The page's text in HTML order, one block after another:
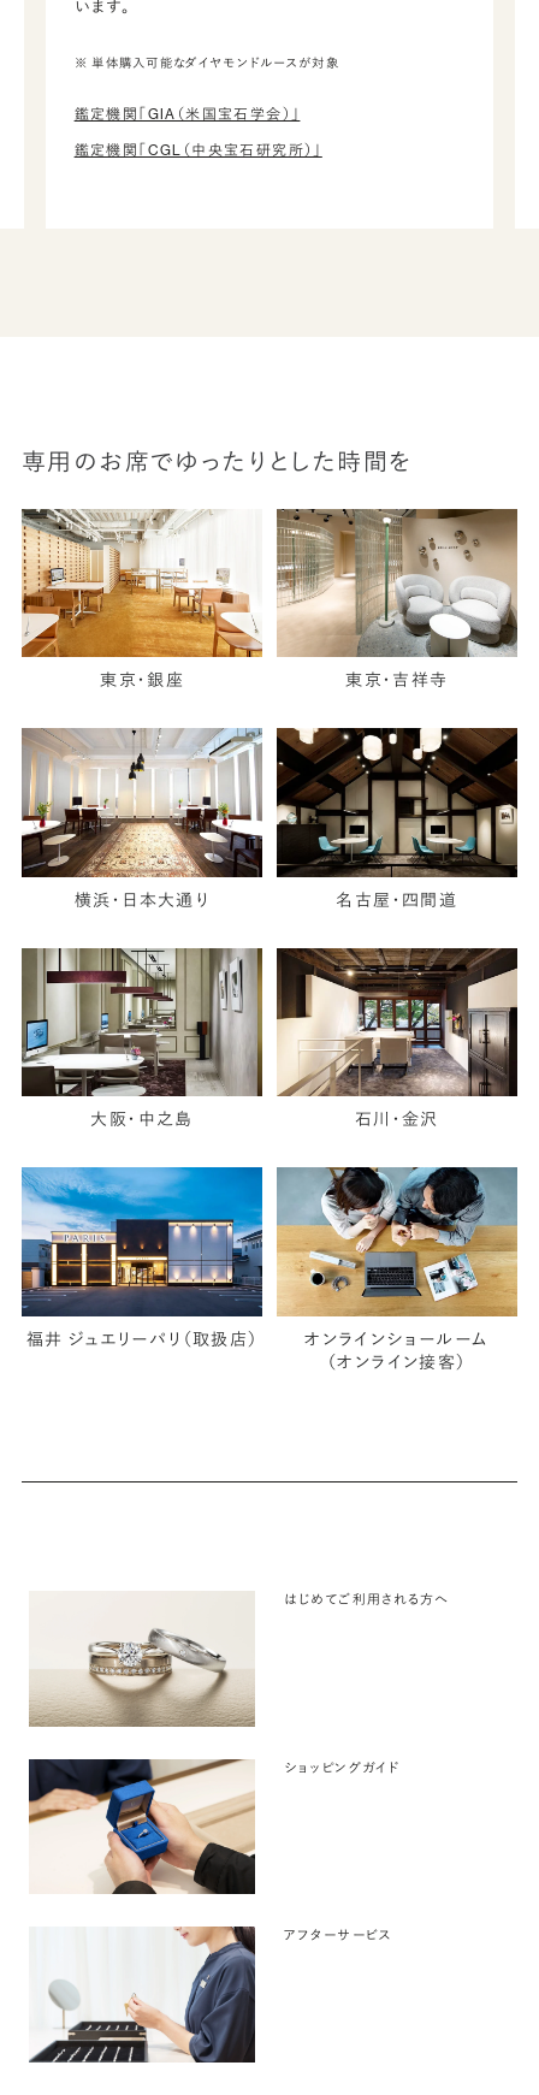
います。
※ 単体購入可能なダイヤモンドルースが対象
鑑定機関「GIA（米国宝石学会）」
鑑定機関「CGL（中央宝石研究所）」
専用のお席でゆったりとした時間を
東京・銀座 東京・吉祥寺
横浜・日本大通り 名古屋・四間道
大阪・中之島 石川・金沢
福井 ジュエリーパリ（取扱店）
オンラインショールーム
（オンライン接客）
はじめてご利用される方へ
ショッピングガイド
アフターサービス